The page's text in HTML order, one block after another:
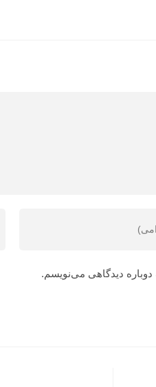
دوباره دیدگاهی می‌نویسم.